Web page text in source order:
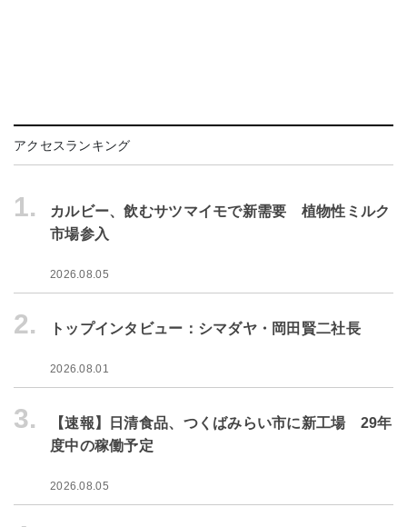
アクセスランキング
1.
カルビー、飲むサツマイモで新需要 植物性ミルク
市場参入
2026.08.05
2. トップインタビュー：シマダヤ・岡田賢二社長
2026.08.01
3.
【速報】日清食品、つくばみらい市に新工場 29年
度中の稼働予定
2026.08.05